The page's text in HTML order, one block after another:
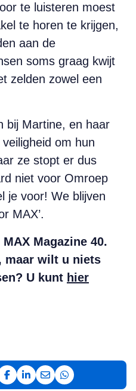
te luisteren moest
te horen te krijgen,
aan de
soms graag kwijt
zelden zowel een
bij Martine, en haar
om hun
ze stopt er dus
niet voor Omroep
je voor! We blijven
MAX’.
Magazine 40.
maar wilt u niets
U kunt hier
Deel op Facebook
Deel op LinkedIn
Deel via e-mail
Deel via